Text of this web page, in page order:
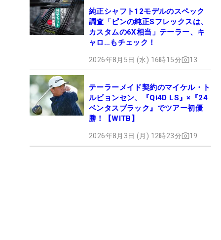
純正シャフト12モデルのスペック
調査「ピンの純正Sフレックスは、
カスタムの6X相当」テーラー、キ
ャロ…もチェック！
2026年8月5日 (水) 16時15分 13
テーラーメイド契約のマイケル・ト
ルビョンセン、『Qi4D LS』×『24
ベンタスブラック』でツアー初優
勝！【WITB】
2026年8月3日 (月) 12時23分 19